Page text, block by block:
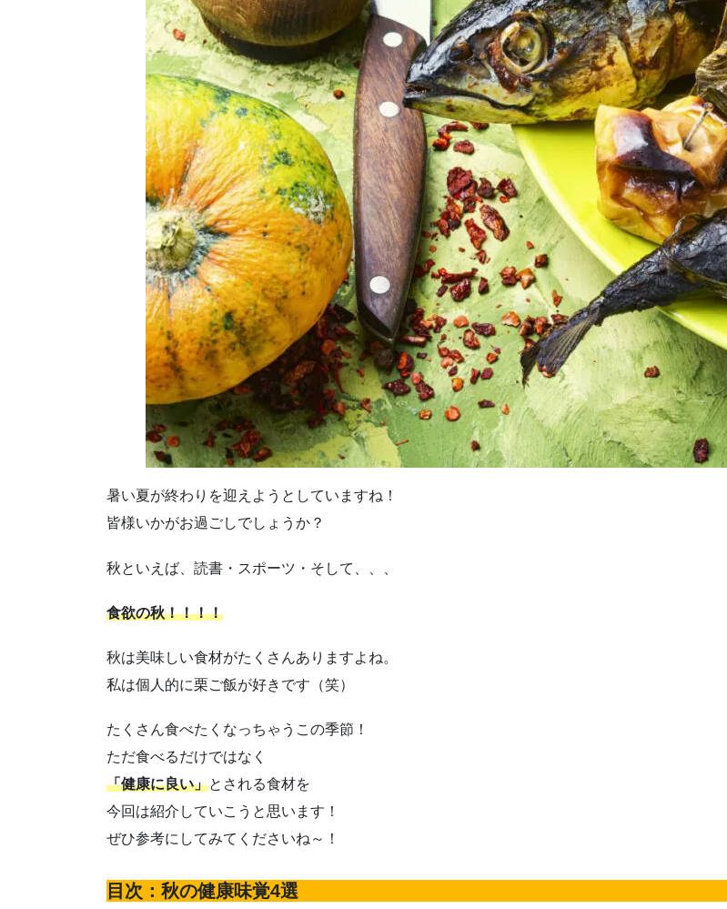
暑い夏が終わりを迎えようとしていますね！
皆様いかがお過ごしでしょうか？
秋といえば、読書・スポーツ・そして、、、
食欲の秋！！！！
秋は美味しい食材がたくさんありますよね。
私は個人的に栗ご飯が好きです（笑）
たくさん食べたくなっちゃうこの季節！
ただ食べるだけではなく
「健康に良い」とされる食材を
今回は紹介していこうと思います！
ぜひ参考にしてみてくださいね～！
目次：秋の健康味覚4選